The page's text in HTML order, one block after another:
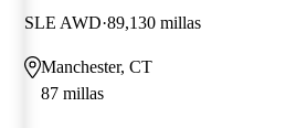
SLE AWD 89,130 millas
Manchester, CT
87 millas